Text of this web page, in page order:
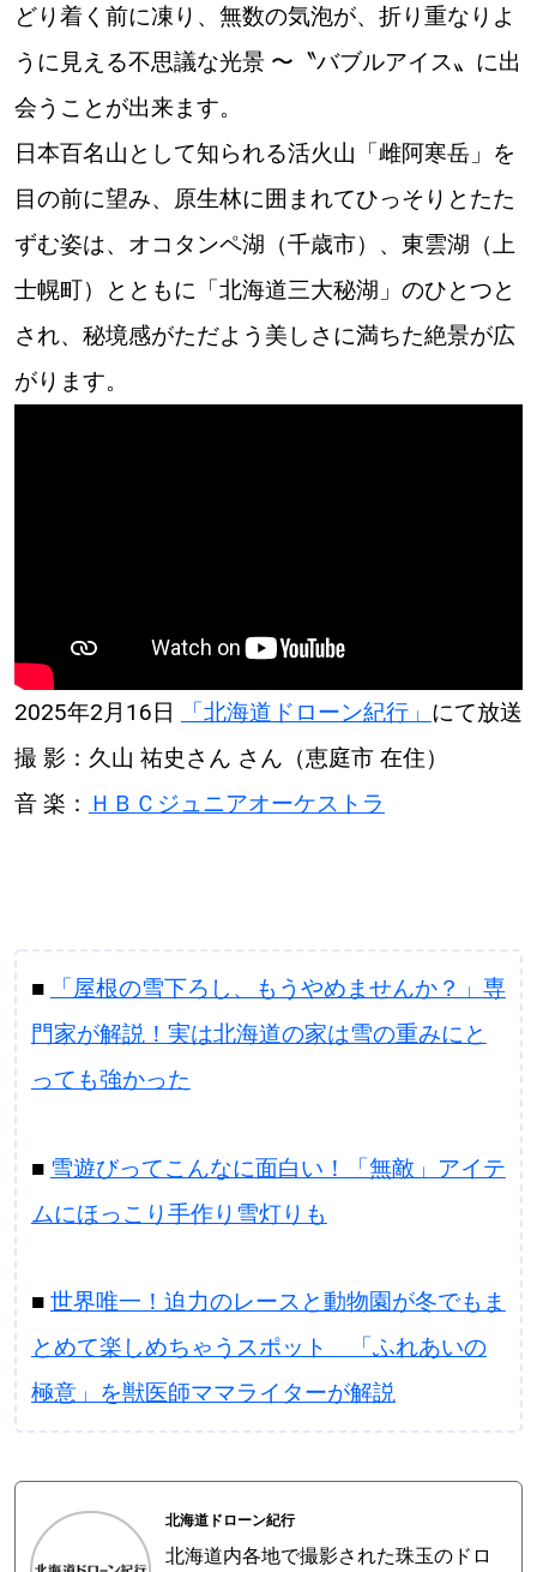
北海道で暮らす、あなたとつくる、
パートナーメディア
閉じる
道東
道央
KEYWORD キーワード
【いろんな価値観や生き方に触れたい】
Sitakke編集部 IKU 【まったり楽しみたい】
【暮らしの知恵を身につけたい】
どり着く前に凍り、無数の気泡が、折り重なりよ
うに見える不思議な光景 〜〝バブルアイス〟に出
会うことが出来ます。
日本百名山として知られる活火山「雌阿寒岳」を
目の前に望み、原生林に囲まれてひっそりとたた
ずむ姿は、オコタンペ湖（千歳市）、東雲湖（上
士幌町）とともに「北海道三大秘湖」のひとつと
され、秘境感がただよう美しさに満ちた絶景が広
がります。
2025年2月16日 「北海道ドローン紀行」 にて放送
撮 影：久山 祐史さん さん（恵庭市 在住）
音 楽： ＨＢＣジュニアオーケストラ
■
「屋根の雪下ろし、もうやめませんか？」専
門家が解説！実は北海道の家は雪の重みにと
っても強かった
■ 雪遊びってこんなに面白い！「無敵」アイテ
ムにほっこり手作り雪灯りも
■ 世界唯一！迫力のレースと動物園が冬でもま
とめて楽しめちゃうスポット 「ふれあいの
極意」を獣医師ママライターが解説
北海道ドローン紀行
北海道内各地で撮影された珠玉のドロ